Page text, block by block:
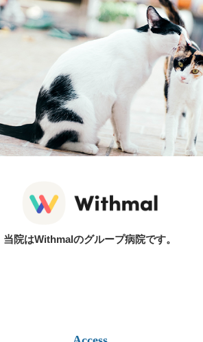
当院はWithmalのグループ病院です。